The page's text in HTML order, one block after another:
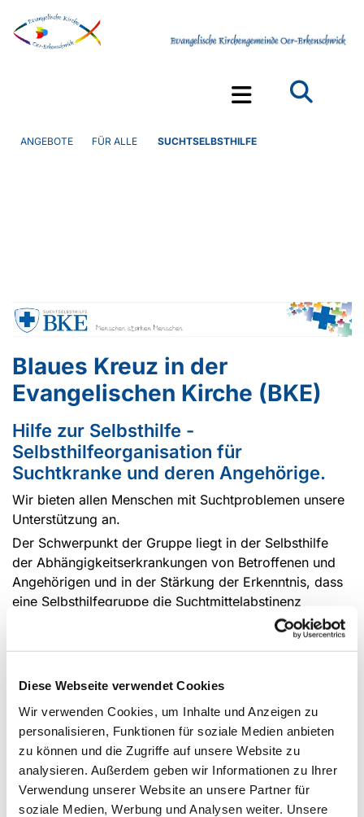
Diese Webseite verwendet Cookies
Wir verwenden Cookies, um Inhalte und Anzeigen zu
personalisieren, Funktionen für soziale Medien anbieten
zu können und die Zugriffe auf unsere Website zu
analysieren. Außerdem geben wir Informationen zu Ihrer
Verwendung unserer Website an unsere Partner für
soziale Medien, Werbung und Analysen weiter. Unsere
ANGEBOTE FÜR ALLE SUCHTSELBSTHILFE
Blaues Kreuz in der
Evangelischen Kirche (BKE)
Hilfe zur Selbsthilfe -
Selbsthilfeorganisation für
Suchtkranke und deren Angehörige.
Wir bieten allen Menschen mit Suchtproblemen unsere
Unterstützung an.
Der Schwerpunkt der Gruppe liegt in der Selbsthilfe
der Abhängigkeitserkrankungen von Betroffenen und
Angehörigen und in der Stärkung der Erkenntnis, dass
eine Selbsthilfegruppe die Suchtmittelabstinenz
Gruppenabende können jederzeit vom Thema her
Einzelgespräche stattfinden oder Betroffene und
Die Wünsche der Gruppenmitglieder stehen an erster
Stelle. Unsere Selbsthilfegruppe ist vielseitig
orientiert. Oftmals genügen der Gruppenanschluss und
der Wille zu ehrlichen Gesprächen in der Gruppe, um
"trocken" zu werden bzw. zu bleiben.